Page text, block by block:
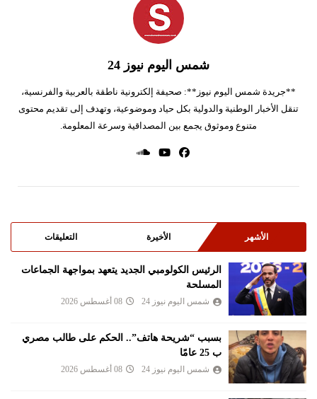
شمس اليوم نيوز 24
**جريدة شمس اليوم نيوز**: صحيفة إلكترونية ناطقة بالعربية والفرنسية،
تنقل الأخبار الوطنية والدولية بكل حياد وموضوعية، وتهدف إلى تقديم محتوى
متنوع وموثوق يجمع بين المصداقية وسرعة المعلومة.
الأشهر الأخيرة التعليقات
الرئيس الكولومبي الجديد يتعهد بمواجهة الجماعات
المسلحة
شمس اليوم نيوز 24 08 أغسطس 2026
بسبب “شريحة هاتف”.. الحكم على طالب مصري
ب 25 عامًا
شمس اليوم نيوز 24 08 أغسطس 2026